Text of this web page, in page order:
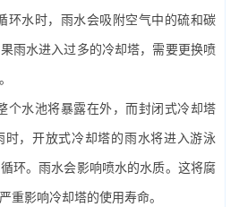
水时，雨水会吸附空气中的硫和碳
雨水进入过多的冷却塔，需要更换喷
水池将暴露在外，而封闭式冷却塔
，开放式冷却塔的雨水将进入游泳
环。雨水会影响喷水的水质。这将腐
重影响冷却塔的使用寿命。